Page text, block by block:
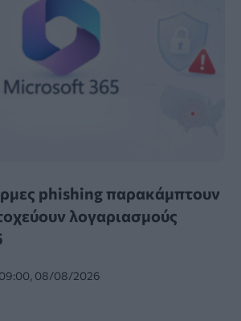
phishing παρακάμπτουν
λογαριασμούς
09:00, 08/08/2026